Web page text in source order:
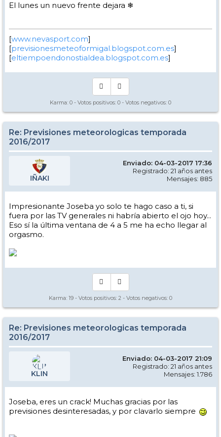
El lunes un nuevo frente dejara ❄
[www.nevasport.com]
[previsionesmeteoformigal.blogspot.com.es]
[eltiempoendonostialdea.blogspot.com.es]
Karma: 0 - Votos positivos: 0 - Votos negativos: 0
Re: Previsiones meteorologicas temporada
2016/2017
IÑAKI
Enviado: 04-03-2017 17:36
Registrado: 21 años antes
Mensajes: 885
Impresionante Joseba yo solo te hago caso a ti, si
fuera por las TV generales ni habría abierto el ojo hoy...
Eso sí la última ventana de 4 a 5 me ha echo llegar al
orgasmo.
Karma: 19 - Votos positivos: 2 - Votos negativos: 0
Re: Previsiones meteorologicas temporada
2016/2017
KLIN
Enviado: 04-03-2017 21:09
Registrado: 21 años antes
Mensajes: 1.786
Joseba, eres un crack! Muchas gracias por las
previsiones desinteresadas, y por clavarlo siempre